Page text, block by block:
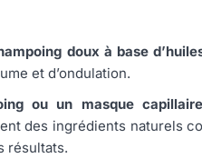
doux à base
et d’ondulation.
ou un masque capillaire
des ingrédients naturels
résultats.